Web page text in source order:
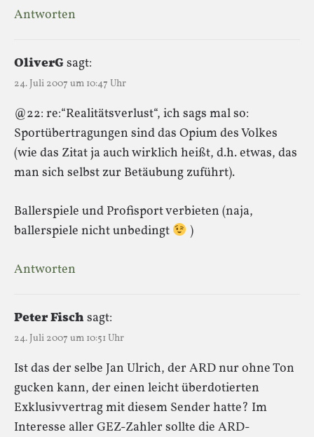
Antworten
OliverG sagt:
24. Juli 2007 um 10:47 Uhr
@22: re:“Realitätsverlust“, ich sags mal so:
Sportübertragungen sind das Opium des Volkes
(wie das Zitat ja auch wirklich heißt, d.h. etwas, das
man sich selbst zur Betäubung zuführt).
Ballerspiele und Profisport verbieten (naja,
ballerspiele nicht unbedingt
)
Antworten
Peter Fisch sagt:
24. Juli 2007 um 10:51 Uhr
Ist das der selbe Jan Ulrich, der ARD nur ohne Ton
gucken kann, der einen leicht überdotierten
Exklusivvertrag mit diesem Sender hatte? Im
Interesse aller GEZ-Zahler sollte die ARD-